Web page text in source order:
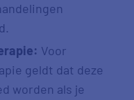
Voor
geldt dat deze
worden als je